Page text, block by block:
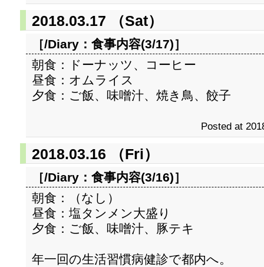
2018.03.17 （Sat）
［/Diary： 食事内容(3/17)］
朝食：ドーナッツ、コーヒー
昼食：オムライス
夕食：ご飯、味噌汁、焼き鳥、餃子
Posted at
2018.03.16 （Fri）
［/Diary： 食事内容(3/16)］
朝食：（なし）
昼食：塩タンメン大盛り
夕食：ご飯、味噌汁、豚テキ
年一回の生活習慣病健診で都内へ。